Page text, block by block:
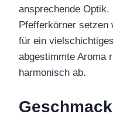
ansprechende
Pfefferkörner setzen
für ein
abgestimmte Aroma
harmonisch ab.